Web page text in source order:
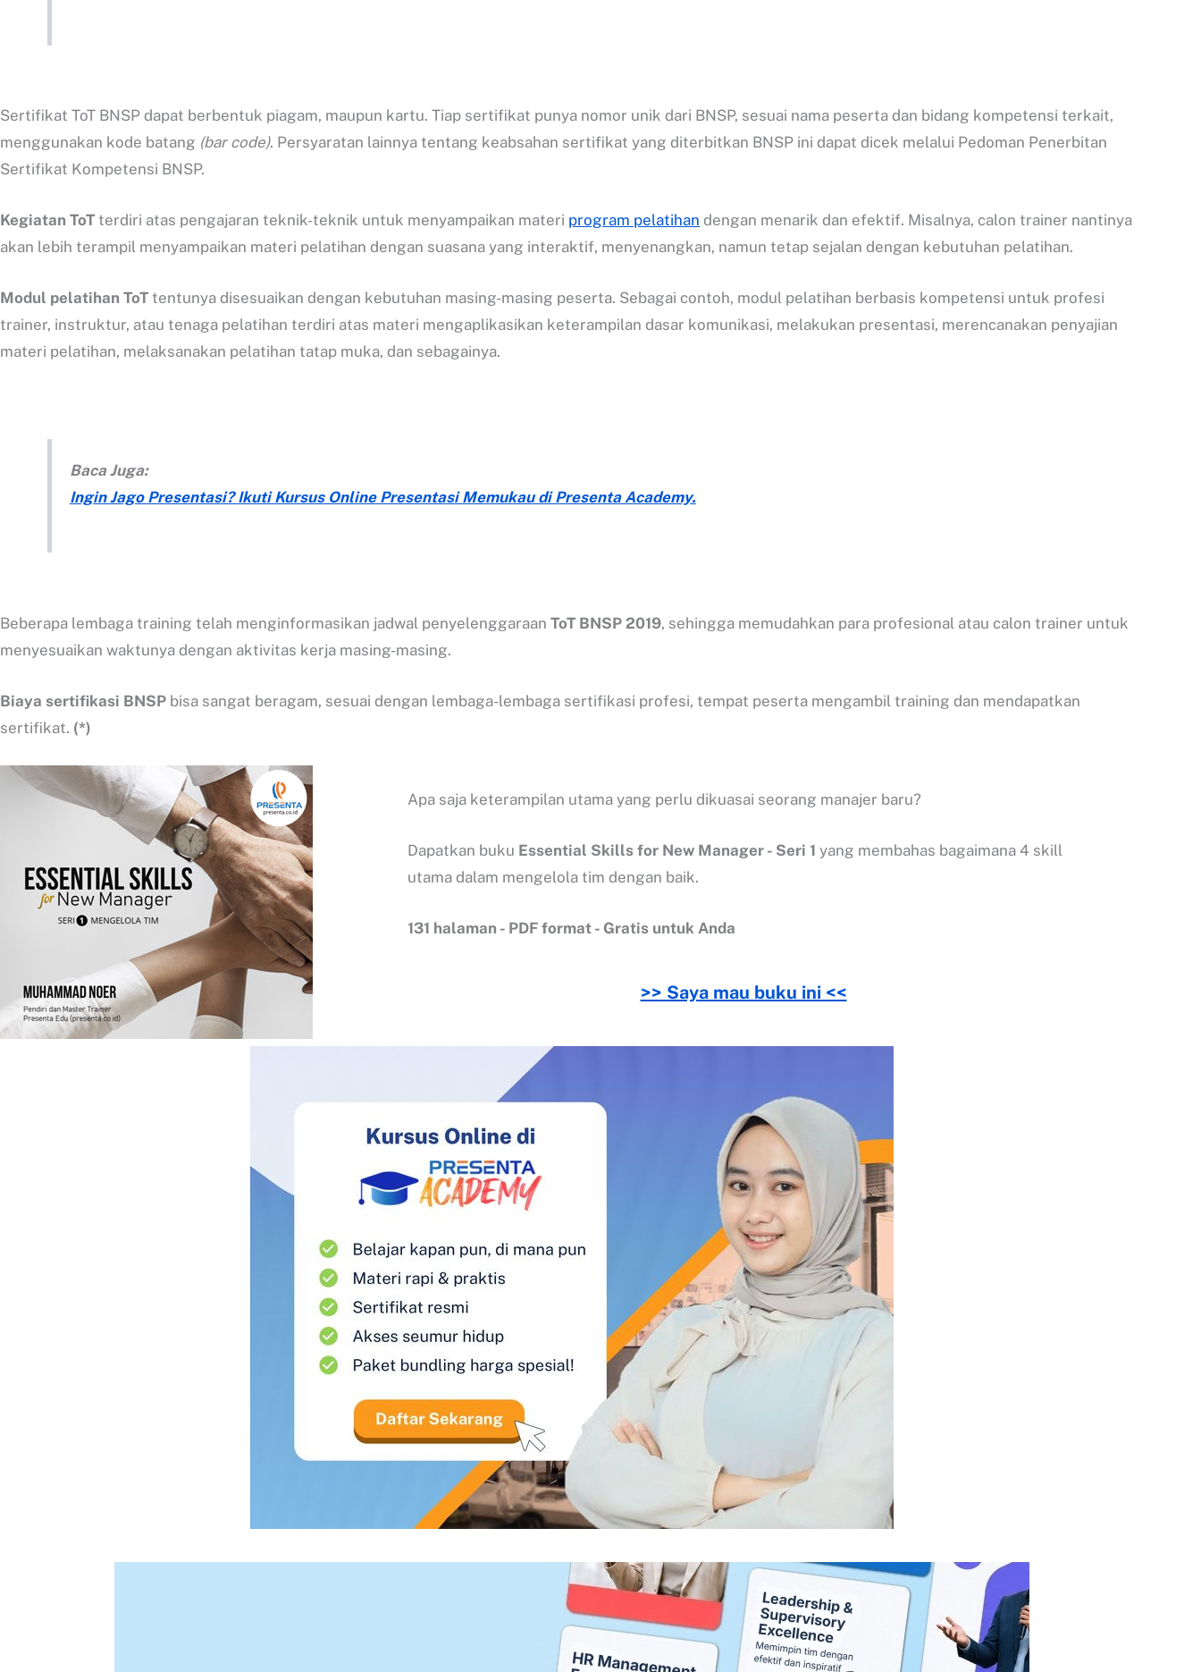
Sertifikat ToT BNSP dapat berbentuk piagam, maupun kartu. Tiap sertifikat punya nomor unik dari BNSP, sesuai nama peserta dan bidang kompetensi terkait,
menggunakan kode batang (bar code). Persyaratan lainnya tentang keabsahan sertifikat yang diterbitkan BNSP ini dapat dicek melalui Pedoman Penerbitan
Sertifikat Kompetensi BNSP.
Kegiatan ToT terdiri atas pengajaran teknik-teknik untuk menyampaikan materi program pelatihan dengan menarik dan efektif. Misalnya, calon trainer nantinya
akan lebih terampil menyampaikan materi pelatihan dengan suasana yang interaktif, menyenangkan, namun tetap sejalan dengan kebutuhan pelatihan.
Modul pelatihan ToT tentunya disesuaikan dengan kebutuhan masing-masing peserta. Sebagai contoh, modul pelatihan berbasis kompetensi untuk profesi
trainer, instruktur, atau tenaga pelatihan terdiri atas materi mengaplikasikan keterampilan dasar komunikasi, melakukan presentasi, merencanakan penyajian
materi pelatihan, melaksanakan pelatihan tatap muka, dan sebagainya.
Baca Juga:
Ingin Jago Presentasi? Ikuti Kursus Online Presentasi Memukau di Presenta Academy.
Beberapa lembaga training telah menginformasikan jadwal penyelenggaraan ToT BNSP 2019, sehingga memudahkan para profesional atau calon trainer untuk
menyesuaikan waktunya dengan aktivitas kerja masing-masing.
Biaya sertifikasi BNSP bisa sangat beragam, sesuai dengan lembaga-lembaga sertifikasi profesi, tempat peserta mengambil training dan mendapatkan
sertifikat. (*)
Apa saja keterampilan utama yang perlu dikuasai seorang manajer baru?
Dapatkan buku Essential Skills for New Manager - Seri 1 yang membahas bagaimana 4 skill
utama dalam mengelola tim dengan baik.
131 halaman - PDF format - Gratis untuk Anda
>> Saya mau buku ini <<